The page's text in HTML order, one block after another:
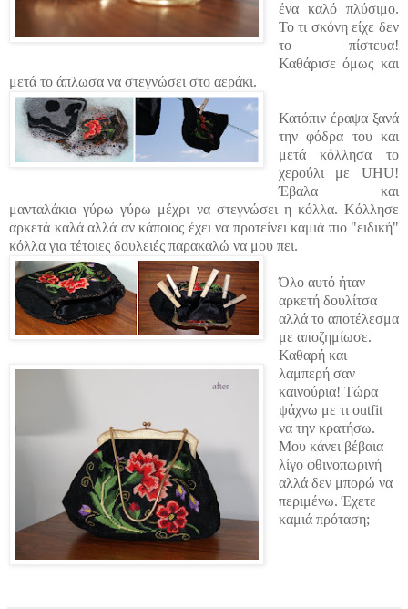
ένα καλό πλύσιμο.
Το τι σκόνη είχε δεν
το πίστευα!
Καθάρισε όμως και
μετά το άπλωσα να στεγνώσει στο αεράκι.
Κατόπιν έραψα ξανά
την φόδρα του και
μετά κόλλησα το
χερούλι με UHU!
Έβαλα και
μανταλάκια γύρω γύρω μέχρι να στεγνώσει η κόλλα. Κόλλησε
αρκετά καλά αλλά αν κάποιος έχει να προτείνει καμιά πιο "ειδική"
κόλλα για τέτοιες δουλειές παρακαλώ να μου πει.
Όλο αυτό ήταν
αρκετή δουλίτσα
αλλά το αποτέλεσμα
με αποζημίωσε.
Καθαρή και
λαμπερή σαν
καινούρια! Τώρα
ψάχνω με τι outfit
να την κρατήσω.
Μου κάνει βέβαια
λίγο φθινοπωρινή
αλλά δεν μπορώ να
περιμένω. Έχετε
καμιά πρόταση;